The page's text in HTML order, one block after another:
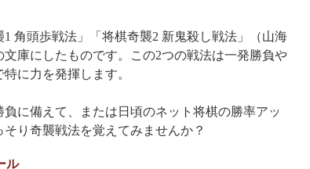
角頭歩戦法」「将棋奇襲2 新鬼殺し戦法」（山海
文庫にしたものです。この2つの戦法は一発勝負や
に力を発揮します。
負に備えて、または日頃のネット将棋の勝率アッ
り奇襲戦法を覚えてみませんか？
ル